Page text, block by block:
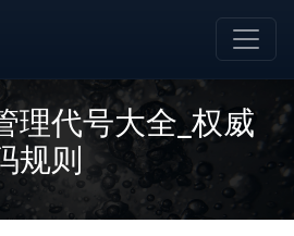
理代号大全_权威
规则